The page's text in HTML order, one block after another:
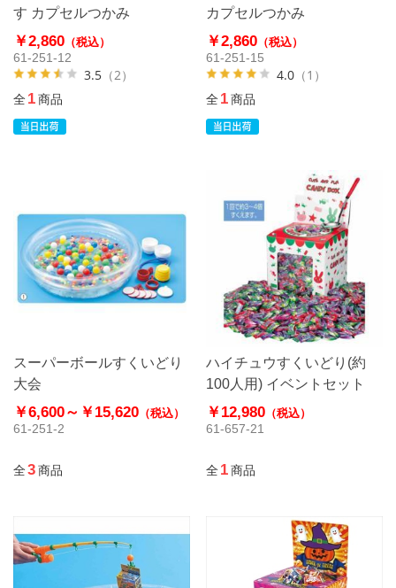
す カプセルつかみ
￥2,860 （税込）
61-251-12
3.5 （2）
全1商品
カプセルつかみ
￥2,860（税込）
61-251-15
4.0（1）
全1商品
スーパーボールすくいどり
大会
￥6,600～ ￥15,620 （税込）
61-251-2
全3商品
ハイチュウすくいどり(約
100人用) イベントセット
￥12,980（税込）
61-657-21
全1商品